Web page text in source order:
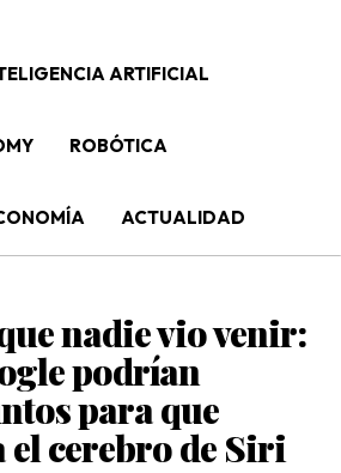
ARTIFICIAL
ROBÓTICA
ACTUALIDAD
nadie vio venir:
podrían
para que
el cerebro de Siri